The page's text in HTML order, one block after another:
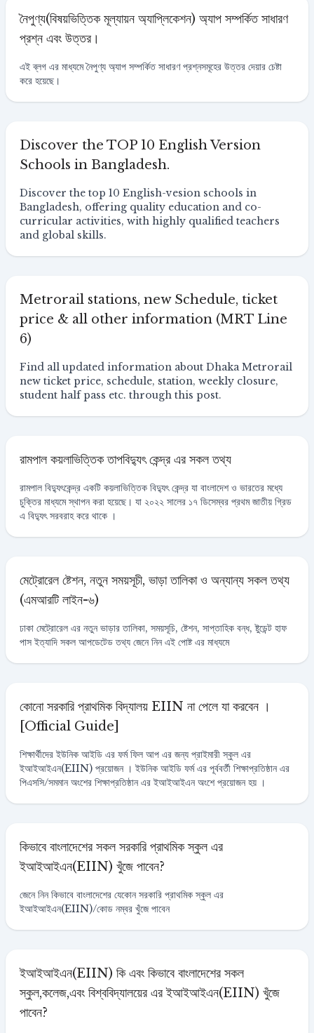
নৈপুণ্য(বিষয়ভিত্তিক মূল্যায়ন অ্যাপ্লিকেশন) অ্যাপ সম্পর্কিত সাধারণ
প্রশ্ন এবং উত্তর।
এই ব্লগ এর মাধ্যমে নৈপুণ্য অ্যাপ সম্পর্কিত সাধারণ প্রশ্নসমূহের উত্তর দেয়ার চেষ্টা
করে হয়েছে।
Discover the TOP 10 English Version
Schools in Bangladesh.
Discover the top 10 English-vesion schools in
Bangladesh, offering quality education and co-
curricular activities, with highly qualified teachers
and global skills.
Metrorail stations, new Schedule, ticket
price & all other information (MRT Line
6)
Find all updated information about Dhaka Metrorail
new ticket price, schedule, station, weekly closure,
student half pass etc. through this post.
রামপাল কয়লাভিত্তিক তাপবিদ্যুৎ কেন্দ্র এর সকল তথ্য
রামপাল বিদ্যুৎকেন্দ্র একটি কয়লাভিত্তিক বিদ্যুৎ কেন্দ্র যা বাংলাদেশ ও ভারতের মধ্যে
চুক্তির মাধ্যমে স্থাপন করা হয়েছে। যা ২০২২ সালের ১৭ ডিসেম্বর প্রথম জাতীয় গ্রিড
এ বিদ্যুৎ সরবরাহ করে থাকে ।
মেট্রোরেল ষ্টেশন, নতুন সময়সূচী, ভাড়া তালিকা ও অন্যান্য সকল তথ্য
(এমআরটি লাইন-৬)
ঢাকা মেট্রোরেল এর নতুন ভাড়ার তালিকা, সময়সূচি, ষ্টেশন, সাপ্তাহিক বন্ধ, ষ্টুডেন্ট হাফ
পাস ইত্যাদি সকল আপডেটেড তথ্য জেনে নিন এই পোষ্ট এর মাধ্যমে
কোনো সরকারি প্রাথমিক বিদ্যালয় EIIN না পেলে যা করবেন ।
[Official Guide]
শিক্ষার্থীদের ইউনিক আইডি এর ফর্ম ফিল আপ এর জন্য প্রাইমারী স্কুল এর
ইআইআইএন(EIIN) প্রয়োজন । ইউনিক আইডি ফর্ম এর পূর্ববর্তী শিক্ষাপ্রতিষ্ঠান এর
পিএসসি/সমমান অংশের শিক্ষাপ্রতিষ্ঠান এর ইআইআইএন অংশে প্রয়োজন হয় ।
কিভাবে বাংলাদেশের সকল সরকারি প্রাথমিক স্কুল এর
ইআইআইএন(EIIN) খুঁজে পাবেন?
জেনে নিন কিভাবে বাংলাদেশের যেকোন সরকারি প্রাথমিক স্কুল এর
ইআইআইএন(EIIN)/কোড নম্বর খুঁজে পাবেন
ইআইআইএন(EIIN) কি এবং কিভাবে বাংলাদেশের সকল
স্কুল,কলেজ,এবং বিশ্ববিদ্যালয়ের এর ইআইআইএন(EIIN) খুঁজে
পাবেন?